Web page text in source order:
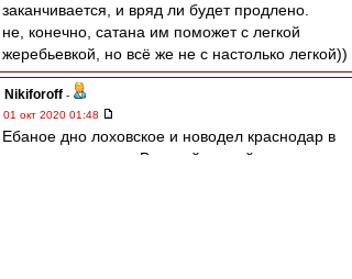
заканчивается, и вряд ли будет продлено.
не, конечно, сатана им поможет с легкой
жеребьевкой, но всё же не с настолько легкой))
Nikiforoff -
01 окт 2020 01:48
Ебаное дно лоховское и новодел краснодар в
лиге чемпионов, а Великий, сытый и